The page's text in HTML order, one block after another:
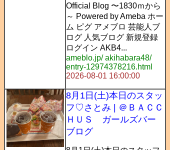
Official Blog 〜1830ｍから
～ Powered by Ameba ホー
ム ピグ アメブロ 芸能人ブ
ログ 人気ブログ 新規登録
ログイン AKB4...
ameblo.jp/ akihabara48/
entry-12974378216.html
2026-08-01 16:00:00
8月1日(土)本日のスタッ
フ♡さとみ | ＠ＢＡＣＣ
ＨＵＳ ガールズバー
ブログ